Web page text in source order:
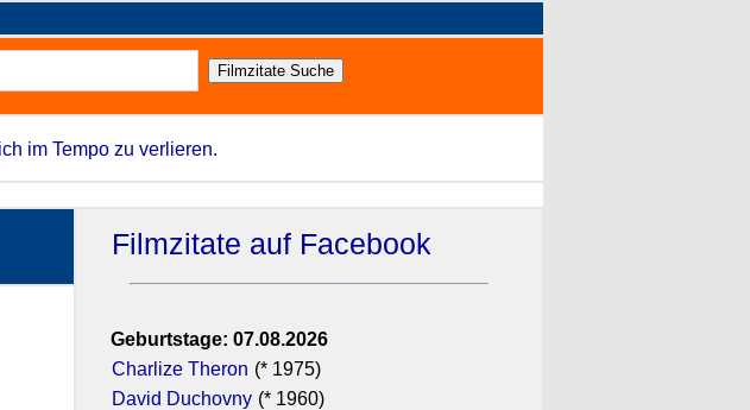
im Tempo zu verlieren.
Filmzitate auf Facebook
Geburtstage: 07.08.2026
Charlize Theron (* 1975)
David Duchovny (* 1960)